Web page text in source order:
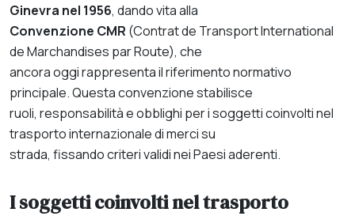
Ginevra nel 1956, dando vita alla
Convenzione CMR (Contrat de Transport International
de Marchandises par Route), che
ancora oggi rappresenta il riferimento normativo
principale. Questa convenzione stabilisce
ruoli, responsabilità e obblighi per i soggetti coinvolti nel
trasporto internazionale di merci su
strada, fissando criteri validi nei Paesi aderenti.
I soggetti coinvolti nel trasporto